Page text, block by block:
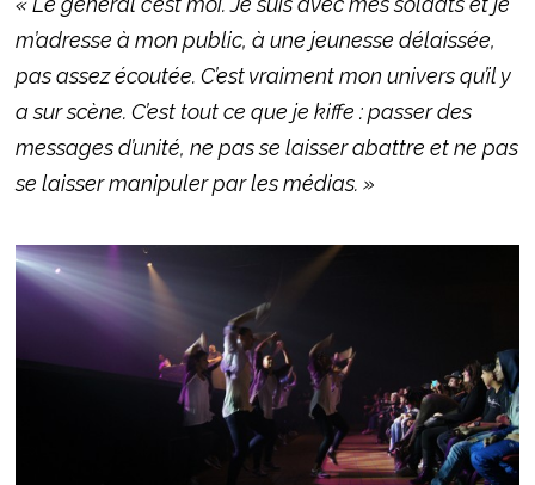
m’adresse à mon public, à une jeunesse délaissée,
pas assez écoutée. C’est vraiment mon univers qu’il y
a sur scène. C’est tout ce que je kiffe : passer des
messages d’unité, ne pas se laisser abattre et ne pas
se laisser manipuler par les médias. »